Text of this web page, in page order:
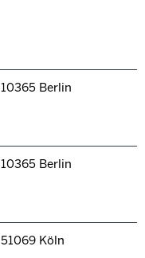
10365 Berlin
10365 Berlin
51069 Köln